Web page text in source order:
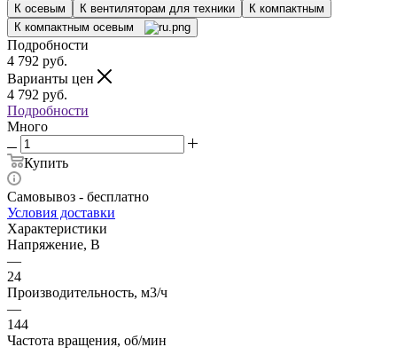
К осевым К вентиляторам для техники
К компактным
К компактным осевым
Подробности
4 792 руб.
Варианты цен
4 792 руб.
Подробности
Много
Купить
Самовывоз - бесплатно
Условия доставки
Характеристики
Напряжение, В
—
24
Производительность, м3/ч
—
144
Частота вращения, об/мин